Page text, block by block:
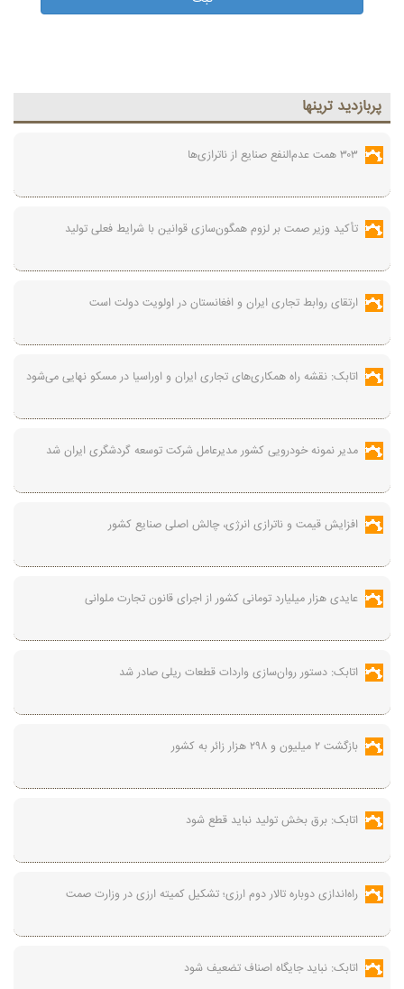
پربازديد ترينها
۳۰۳ همت عدم‌النفع صنایع از ناترازی‌ها
تأکید وزیر صمت بر لزوم همگون‌سازی قوانین با شرایط فعلی تولید
ارتقای روابط تجاری ایران و افغانستان در اولویت دولت است
اتابک: نقشه راه همکاری‌های تجاری ایران و اوراسیا در مسکو نهایی می‌شود
مدیر نمونه خودرویی کشور مدیرعامل شرکت توسعه گردشگری ایران شد
افزایش قیمت و ناترازی انرژی، چالش اصلی صنایع کشور
عایدی هزار میلیارد تومانی کشور از اجرای قانون تجارت ملوانی
اتابک: دستور روان‌سازی واردات قطعات ریلی صادر شد
بازگشت ۲ میلیون و ۲۹۸ هزار زائر به کشور
اتابک: برق بخش تولید نباید قطع شود
راه‌اندازی دوباره تالار دوم ارزی؛ تشکیل کمیته ارزی در وزارت صمت
اتابک: نباید جایگاه اصناف تضعیف شود